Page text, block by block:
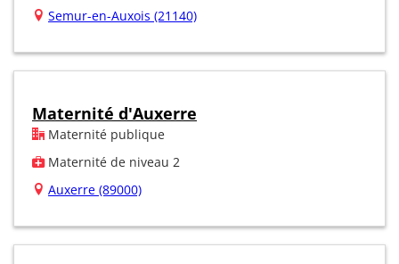
Semur-en-Auxois (21140)
Maternité d'Auxerre
Maternité publique
Maternité de niveau 2
Auxerre (89000)